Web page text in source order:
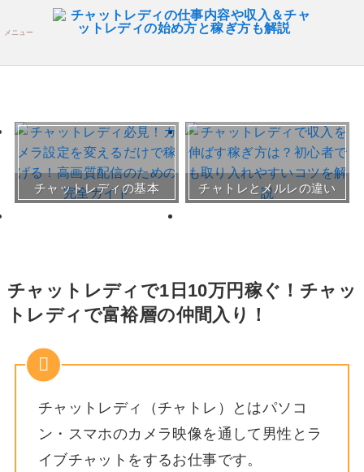
メニュー
チャットレディの基本 チャトレとメルレの違い
おすすめチャトレ事務所＆
サイト
30～50代向けサイト
チャットレディで1日10万円稼ぐ！チャッ
トレディで富裕層の仲間入り！
チャットレディ（チャトレ）とはパソコ
ン・スマホのカメラ映像を通して男性とラ
イブチャットをするお仕事です。